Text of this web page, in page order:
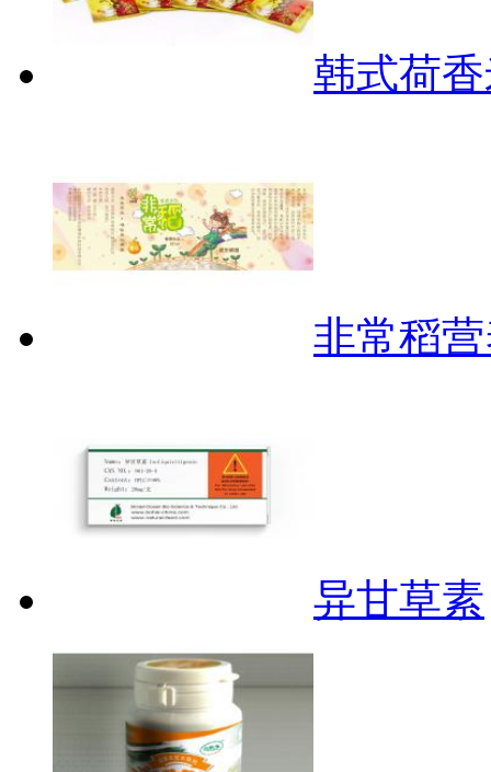
韩式荷
非常稻
异甘草素